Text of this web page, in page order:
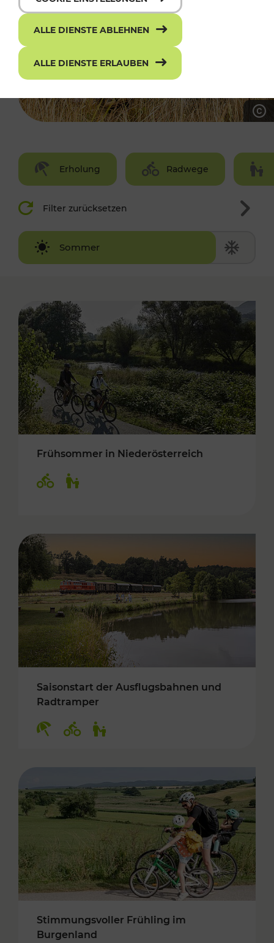
Erholung Radwege
Filter zurücksetzen
Sommer
Winter
Frühsommer in Niederösterreich
Saisonstart der Ausflugsbahnen und
Radtramper
Stimmungsvoller Frühling im
Burgenland
ALLE DIENSTE ABLEHNEN
ALLE DIENSTE ERLAUBEN